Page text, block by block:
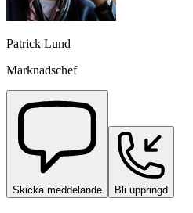
Patrick Lund
Marknadschef
Skicka meddelande Bli uppringd